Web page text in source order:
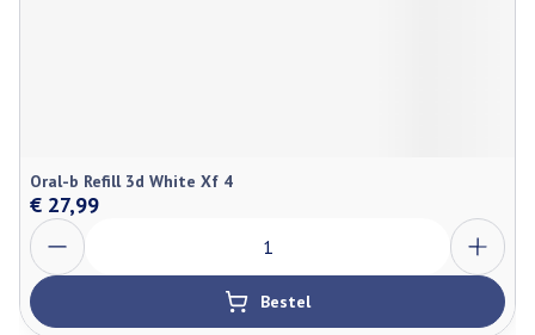
Oral-b Refill 3d White Xf 4
€ 27,99
Aantal
Bestel